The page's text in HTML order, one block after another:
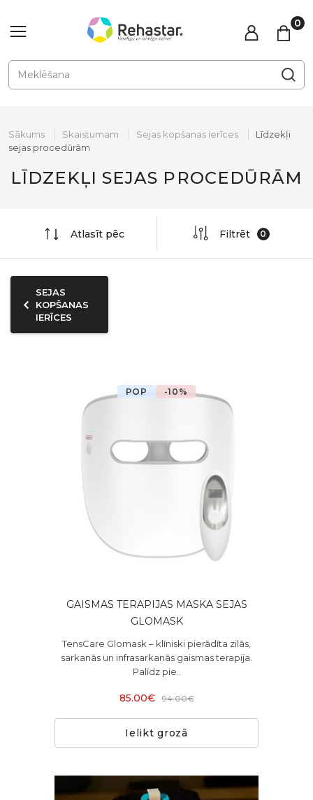
Sākums Skaistumam Sejas kopšanas ierīces
Līdzekļi
sejas procedūrām
LĪDZEKĻI SEJAS PROCEDŪRĀM
Atlasīt pēc Filtrēt
SEJAS
KOPŠANAS
IERĪCES
POP -10%
GAISMAS TERAPIJAS MASKA SEJAS
GLOMASK
TensCare Glomask – klīniski pierādīta zilās,
sarkanās un infrasarkanās gaismas terapija.
Palīdz pie..
85.00€ 94.00€
Ielikt grozā